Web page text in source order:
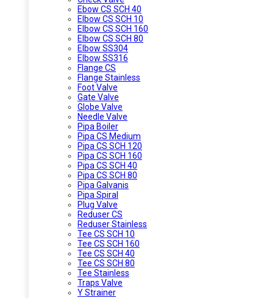
Ebow CS SCH 40
Elbow CS SCH 10
Elbow CS SCH 160
Elbow CS SCH 80
Elbow SS304
Elbow SS316
Flange CS
Flange Stainless
Foot Valve
Gate Valve
Globe Valve
Needle Valve
Pipa Boiler
Pipa CS Medium
Pipa CS SCH 120
Pipa CS SCH 160
Pipa CS SCH 40
Pipa CS SCH 80
Pipa Galvanis
Pipa Spiral
Plug Valve
Reduser CS
Reduser Stainless
Tee CS SCH 10
Tee CS SCH 160
Tee CS SCH 40
Tee CS SCH 80
Tee Stainless
Traps Valve
Y Strainer